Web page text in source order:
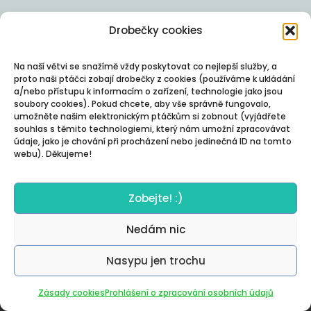
Drobečky cookies
Na naší větvi se snažímě vždy poskytovat co nejlepší služby, a
proto naši ptáčci zobají drobečky z cookies (používáme k ukládání
a/nebo přístupu k informacím o zařízení, technologie jako jsou
soubory cookies). Pokud chcete, aby vše správně fungovalo,
umožněte našim elektronickým ptáčkům si zobnout (vyjádřete
souhlas s těmito technologiemi, který nám umožní zpracovávat
údaje, jako je chování při procházení nebo jedinečná ID na tomto
webu). Děkujeme!
Zobejte! :)
Nedám nic
Nasypu jen trochu
Zásady cookiesProhlášení o zpracování osobních údajů
Autor:Posterity